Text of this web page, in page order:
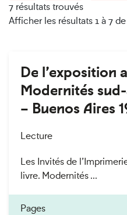
7 résultats trouvés
Afficher les résultats 1 à 7 de
De l’exposition
Modernités
– Buenos Aires
Lecture
Les Invités de
livre. Modernités ...
Pages